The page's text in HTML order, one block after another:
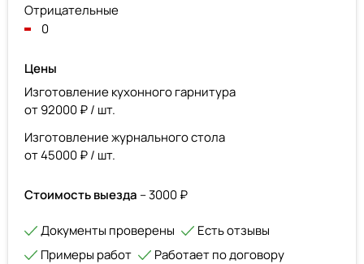
Отрицательные
0
Цены
Изготовление кухонного гарнитура
от 92000 ₽ / шт.
Изготовление журнального стола
от 45000 ₽ / шт.
Стоимость выезда – 3000 ₽
Документы проверены
Есть отзывы
Примеры работ
Работает по договору